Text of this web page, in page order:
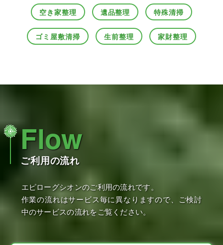
空き家整理 遺品整理 特殊清掃
ゴミ屋敷清掃 生前整理 家財整理
Flow
ご利用の流れ
エピローグシオンのご利用の流れです。
作業の流れはサービス毎に異なりますので、ご検討
中のサービスの流れをご覧ください。